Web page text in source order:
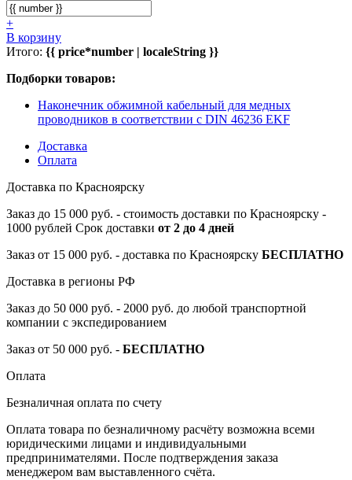
+
В корзину
Итого: {{ price*number | localeString }}
Подборки товаров:
Наконечник обжимной кабельный для медных
проводников в соответствии с DIN 46236 EKF
Доставка
Оплата
Доставка по Красноярску
Заказ до 15 000 руб. - стоимость доставки по Красноярску -
1000 рублей Срок доставки от 2 до 4 дней
Заказ от 15 000 руб. - доставка по Красноярску БЕСПЛАТНО
Доставка в регионы РФ
Заказ до 50 000 руб. - 2000 руб. до любой транспортной
компании с экспедированием
Заказ от 50 000 руб. - БЕСПЛАТНО
Оплата
Безналичная оплата по счету
Оплата товара по безналичному расчёту возможна всеми
юридическими лицами и индивидуальными
предпринимателями. После подтверждения заказа
менеджером вам выставленного счёта.